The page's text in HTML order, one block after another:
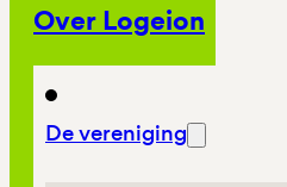
Over Logeion
De vereniging